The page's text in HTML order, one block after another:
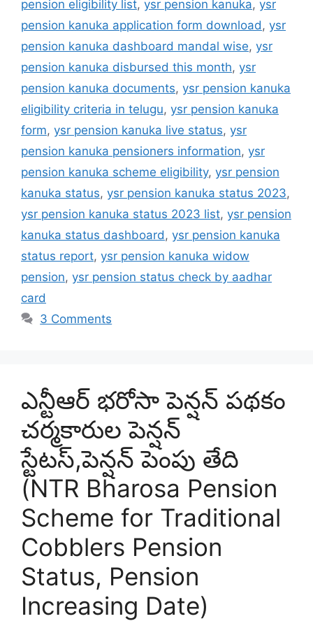
pension eligibility list, ysr pension kanuka, ysr
pension kanuka application form download , ysr
pension kanuka dashboard mandal wise, ysr
pension kanuka disbursed this month, ysr
pension kanuka documents, ysr pension kanuka
eligibility criteria in telugu, ysr pension kanuka
form, ysr pension kanuka live status, ysr
pension kanuka pensioners information, ysr
pension kanuka scheme eligibility, ysr pension
kanuka status, ysr pension kanuka status 2023,
ysr pension kanuka status 2023 list, ysr pension
kanuka status dashboard , ysr pension kanuka
status report, ysr pension kanuka widow
pension, ysr pension status check by aadhar
card
3 Comments
ఎన్టీఆర్ భరోసా పెన్షన్ పథకం
చర్మకారుల పెన్షన్
స్టేటస్,పెన్షన్ పెంపు తేది
(NTR Bharosa Pension
Scheme for Traditional
Cobblers Pension
Status, Pension
Increasing Date)